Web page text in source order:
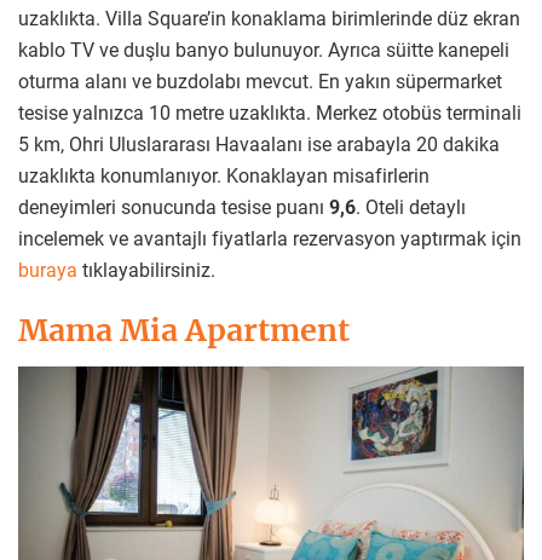
uzaklıkta. Villa Square’in konaklama birimlerinde düz ekran
kablo TV ve duşlu banyo bulunuyor. Ayrıca süitte kanepeli
oturma alanı ve buzdolabı mevcut. En yakın süpermarket
tesise yalnızca 10 metre uzaklıkta. Merkez otobüs terminali
5 km, Ohri Uluslararası Havaalanı ise arabayla 20 dakika
uzaklıkta konumlanıyor. Konaklayan misafirlerin
deneyimleri sonucunda tesise puanı 9,6. Oteli detaylı
incelemek ve avantajlı fiyatlarla rezervasyon yaptırmak için
buraya tıklayabilirsiniz.
Mama Mia Apartment